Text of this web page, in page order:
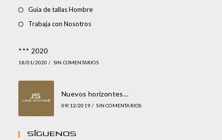
Guía de tallas Hombre
Trabaja con Nosotros
*** 2020
18/01/2020 / SIN COMENTARIOS
Nuevos horizontes…
09/12/2019 / SIN COMENTARIOS
Síguenos